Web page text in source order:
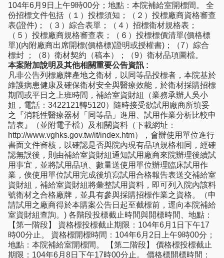
104年6月9日上午9時00分；地點：本院補給室開標間。 全
份招標文件包括（１）投標須知；（２）投標廠商資格審查
表(證件)；（３）綜合表單；（４）招標衛材規格表；
（５）投標廠商規格審查表；（６）投標標價清單(價格標
單)(內附廠商出席開標(價格標)證明或授權書)；（7）綜合
標封 ；（8）衛材契約（稿本）；（9）衛材品項圖檔。
本案附加說明及其他相關重要公告資訊 :
凡非公告列標廠牌產地之衛材，以同等品投標者，本院基於
維護病患健康及確保衛材安全與醫療效能，於衛材採購招標
期間或平日之上班時間，補給室資財組（業務承辦人吳小
姐，電話：3422121轉5120）隨時接受欲試用廠商所填妥
之『消耗性醫療器材「同等品」進用、試用作業分析比較申
請表』（並附電子檔）及相關資料（下載網址：
http://www.vghks.gov.tw/it/index.htm），會辦使用單位進行
書面文件審核，以確認是否與院內現有品項規格相同，經確
認無誤後，則由補給室資財組通知試用廠商來院辦理後續試
用事宜，並將試用品項、數量送使用單位辦理臨床試用作
業，俟使用單位試用完成後填寫試用合格報告表送交補給室
資財組，補給室資財組將彙整試用資料，即可列入院內該料
號衛材之合格廠牌，並具有參與採購招標作業之資格。（申
請試用之廠商得於本購案公告日起至截標前，逕向本院補給
室資財組查詢。) 各階段投標截止時間與開標時間、地點：
【第一階段】 資格標投標截止期限：104年6月1日下午17
時00分止。 資格標開標時間：104年6月2日上午9時00分；
地點：本院補給室開標間。 【第二階段】 價格標投標截止
期限：104年6月8日下午17時00分止。 價格標開標時間：